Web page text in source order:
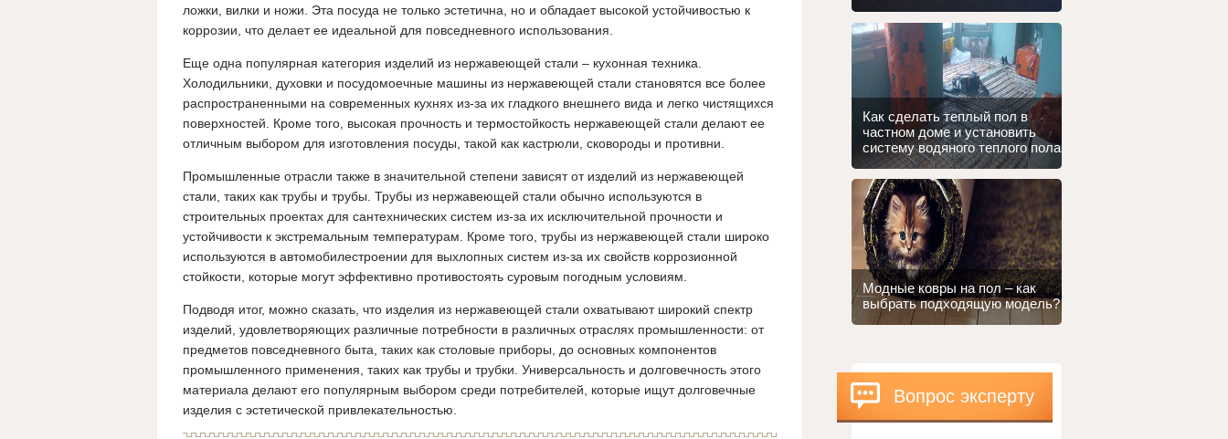
ложки, вилки и ножи. Эта посуда не только эстетична, но и обладает высокой устойчивостью к
коррозии, что делает ее идеальной для повседневного использования.
Еще одна популярная категория изделий из нержавеющей стали – кухонная техника.
Холодильники, духовки и посудомоечные машины из нержавеющей стали становятся все более
распространенными на современных кухнях из-за их гладкого внешнего вида и легко чистящихся
поверхностей. Кроме того, высокая прочность и термостойкость нержавеющей стали делают ее
отличным выбором для изготовления посуды, такой как кастрюли, сковороды и противни.
Промышленные отрасли также в значительной степени зависят от изделий из нержавеющей
стали, таких как трубы и трубы. Трубы из нержавеющей стали обычно используются в
строительных проектах для сантехнических систем из-за их исключительной прочности и
устойчивости к экстремальным температурам. Кроме того, трубы из нержавеющей стали широко
используются в автомобилестроении для выхлопных систем из-за их свойств коррозионной
стойкости, которые могут эффективно противостоять суровым погодным условиям.
Подводя итог, можно сказать, что изделия из нержавеющей стали охватывают широкий спектр
изделий, удовлетворяющих различные потребности в различных отраслях промышленности: от
предметов повседневного быта, таких как столовые приборы, до основных компонентов
промышленного применения, таких как трубы и трубки. Универсальность и долговечность этого
материала делают его популярным выбором среди потребителей, которые ищут долговечные
изделия с эстетической привлекательностью.
Как сделать теплый пол в
частном доме и установить
систему водяного теплого пола
Модные ковры на пол – как
выбрать подходящую модель?
Вопрос эксперту